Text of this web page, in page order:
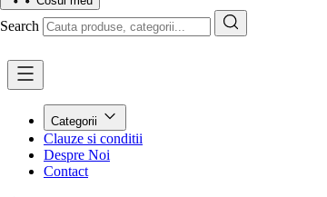
Search
Categorii
Clauze si conditii
Despre Noi
Contact